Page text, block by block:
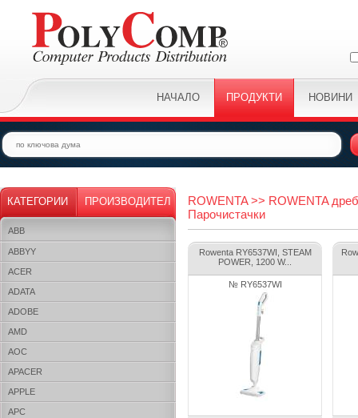
НАЧАЛО ПРОДУКТИ НОВИНИ
КАТЕГОРИИ ПРОИЗВОДИТЕЛ
ABB
ABBYY
ACER
ADATA
ADOBE
AMD
AOC
APACER
APPLE
APC
ROWENTA >> ROWENTA
Парочистачки
Rowenta RY6537WI, STEAM
POWER, 1200 W...
№ RY6537WI